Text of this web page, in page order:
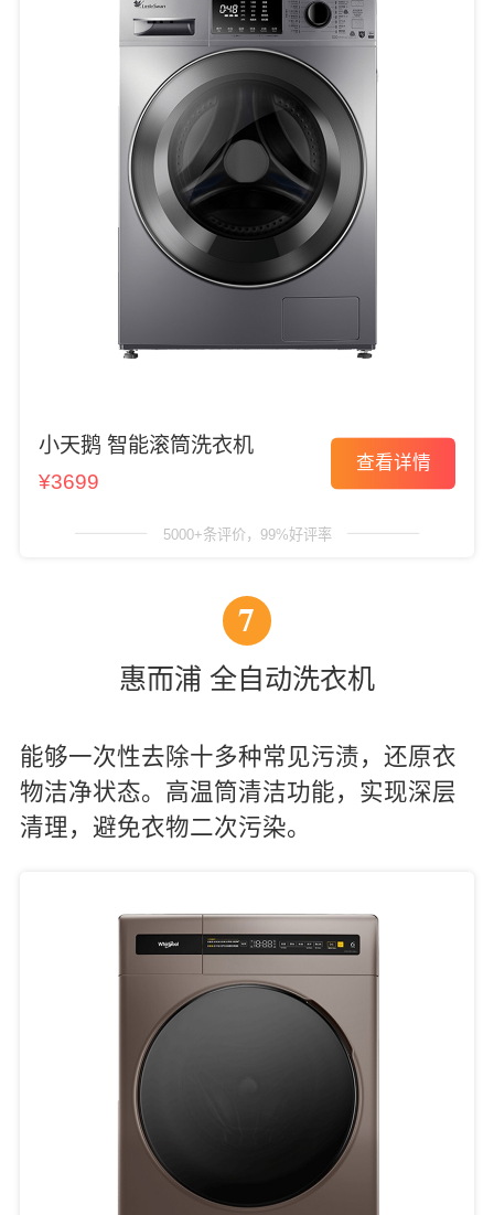
小天鹅 智能滚筒洗衣机
¥3699
查看详情
5000+条评价，99%好评率
7
惠而浦 全自动洗衣机
能够一次性去除十多种常见污渍，还原衣
物洁净状态。高温筒清洁功能，实现深层
清理，避免衣物二次污染。